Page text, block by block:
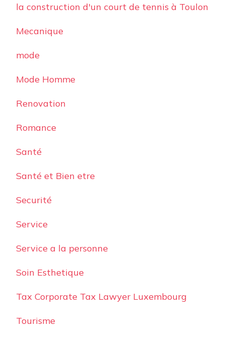
la construction d'un court de tennis à Toulon
Mecanique
mode
Mode Homme
Renovation
Romance
Santé
Santé et Bien etre
Securité
Service
Service a la personne
Soin Esthetique
Tax Corporate Tax Lawyer Luxembourg
Tourisme